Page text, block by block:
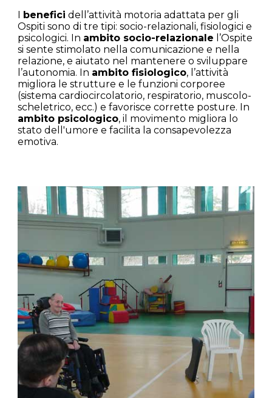
I benefici dell’attività motoria adattata per gli
Ospiti sono di tre tipi: socio-relazionali, fisiologici e
psicologici. In ambito socio-relazionale l’Ospite
si sente stimolato nella comunicazione e nella
relazione, e aiutato nel mantenere o sviluppare
l’autonomia. In ambito fisiologico, l’attività
migliora le strutture e le funzioni corporee
(sistema cardiocircolatorio, respiratorio, muscolo-
scheletrico, ecc.) e favorisce corrette posture. In
ambito psicologico, il movimento migliora lo
stato dell'umore e facilita la consapevolezza
emotiva.